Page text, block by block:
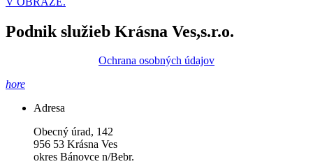
Podnik služieb Krásna Ves,s.r.o.
Ochrana osobných údajov
hore
Adresa
Obecný úrad, 142
956 53 Krásna Ves
okres Bánovce n/Bebr.